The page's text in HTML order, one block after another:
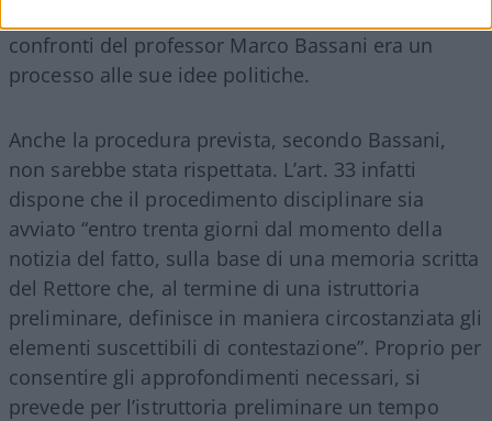
confronti del professor Marco Bassani era un
processo alle sue idee politiche.
Anche la procedura prevista, secondo Bassani,
non sarebbe stata rispettata. L’art. 33 infatti
dispone che il procedimento disciplinare sia
avviato “entro trenta giorni dal momento della
notizia del fatto, sulla base di una memoria scritta
del Rettore che, al termine di una istruttoria
preliminare, definisce in maniera circostanziata gli
elementi suscettibili di contestazione”. Proprio per
consentire gli approfondimenti necessari, si
prevede per l’istruttoria preliminare un tempo